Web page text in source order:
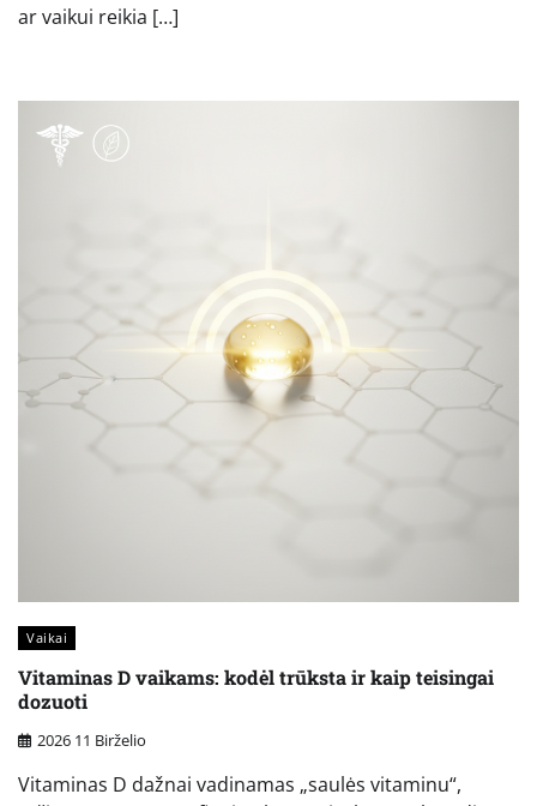
ar vaikui reikia […]
Vaikai
Vitaminas D vaikams: kodėl trūksta ir kaip teisingai
dozuoti
2026 11 Birželio
Vitaminas D dažnai vadinamas „saulės vitaminu“,